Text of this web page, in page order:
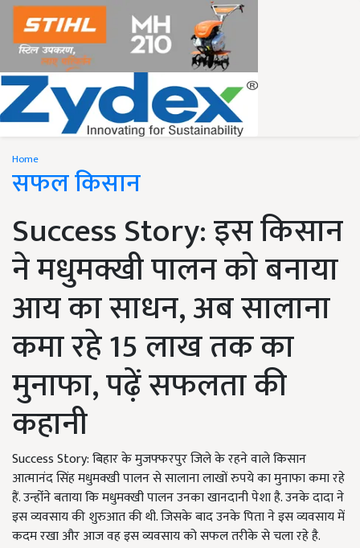
Home
सफल किसान
Success Story: इस किसान
ने मधुमक्खी पालन को बनाया
आय का साधन, अब सालाना
कमा रहे 15 लाख तक का
मुनाफा, पढ़ें सफलता की
कहानी
Success Story: बिहार के मुजफ्फरपुर जिले के रहने वाले किसान
आत्मानंद सिंह मधुमक्खी पालन से सालाना लाखों रुपये का मुनाफा कमा रहे
हैं. उन्होंंने बताया कि मधुमक्खी पालन उनका खानदानी पेशा है. उनके दादा ने
इस व्यवसाय की शुरुआत की थी. जिसके बाद उनके पिता ने इस व्यवसाय में
कदम रखा और आज वह इस व्यवसाय को सफल तरीके से चला रहे है.